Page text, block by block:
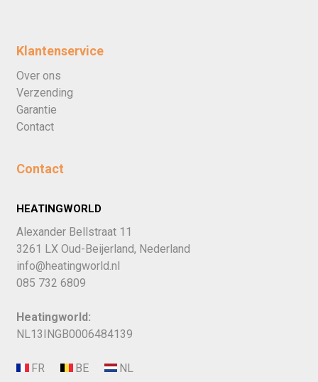
Klantenservice
Over ons
Verzending
Garantie
Contact
Contact
HEATINGWORLD
Alexander Bellstraat 11
3261 LX Oud-Beijerland, Nederland
info@heatingworld.nl
085 732 6809
Heatingworld:
NL13INGB0006484139